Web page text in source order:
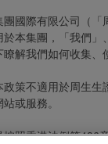
團國際有限公司（
於本集團，「我們
解我們如何收集、
政策不適用於周生生
或服務。
按照香港法例第486